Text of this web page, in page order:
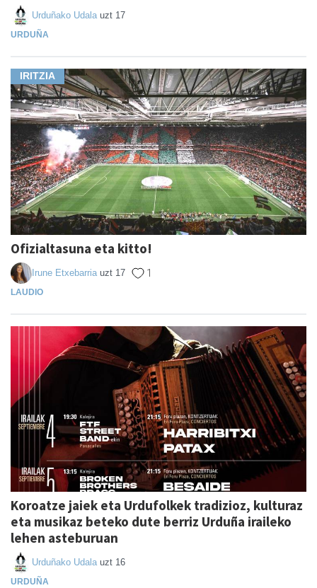
Urduñako Udala uzt 17
URDUÑA
IRITZIA
Ofizialtasuna eta kitto!
Irune Etxebarria uzt 17 1
LAUDIO
Koroatze jaiek eta Urdufolkek tradizioz, kulturaz
eta musikaz beteko dute berriz Urduña iraileko
lehen asteburuan
Urduñako Udala uzt 16
URDUÑA